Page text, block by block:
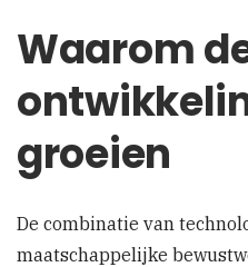
Waarom
groeien
De combinatie van
maatschappelijke